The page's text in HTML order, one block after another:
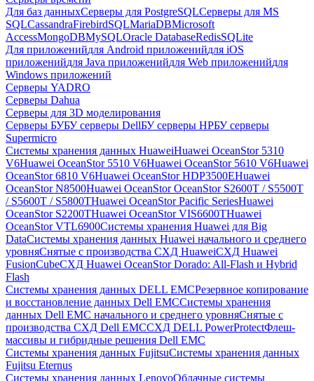
Для баз данныхСерверы для PostgreSQLСерверы для MS
SQLCassandraFirebirdSQLMariaDBMicrosoft
AccessMongoDBMySQLOracle DatabaseRedisSQLite
Для приложенийдля Android приложенийдля iOS
приложенийдля Java приложенийдля Web приложенийдля
Windows приложений
Серверы YADRO
Серверы Dahua
Серверы для 3D моделирования
Серверы БУБУ серверы DellБУ серверы HPБУ серверы
Supermicro
Системы хранения данных HuaweiHuawei OceanStor 5310
V6Huawei OceanStor 5510 V6Huawei OceanStor 5610 V6Huawei
OceanStor 6810 V6Huawei OceanStor HDP3500EHuawei
OceanStor N8500Huawei OceanStor OceanStor S2600T / S5500T
/ S5600T / S5800THuawei OceanStor Pacific SeriesHuawei
OceanStor S2200THuawei OceanStor VIS6600THuawei
OceanStor VTL6900Системы хранения Huawei для Big
DataСистемы хранения данных Huawei начального и среднего
уровняСнятые с производства СХД HuaweiСХД Huawei
FusionCubeСХД Huawei OceanStor Dorado: All-Flash и Hybrid
Flash
Системы хранения данных DELL EMCРезервное копирование
и восстановление данных Dell EMCСистемы хранения
данных Dell EMC начального и среднего уровняСнятые с
производства СХД Dell EMCСХД DELL PowerProtectФлеш-
массивы и гибридные решения Dell EMC
Системы хранения данных FujitsuСистемы хранения данных
Fujitsu Eternus
Системы хранения данных LenovoОблачные системы